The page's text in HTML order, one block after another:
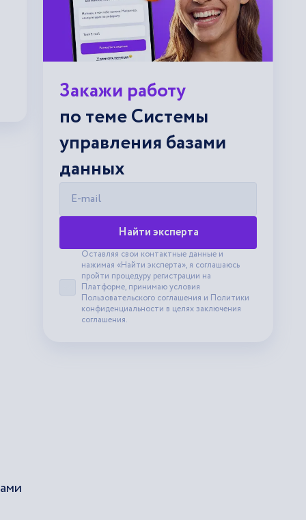
Закажи работу
по теме Системы
управления базами
данных
Найти эксперта
Принять пользовательское соглашение
Оставляя свои контактные данные и
нажимая «Найти эксперта», я соглашаюсь
пройти процедуру регистрации на
Платформе, принимаю условия
Пользовательского соглашения и Политики
конфиденциальности в целях заключения
соглашения.